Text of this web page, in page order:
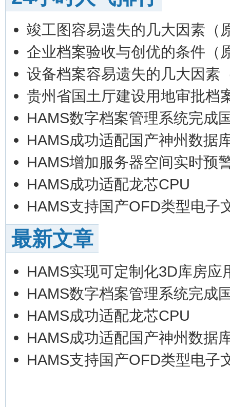
竣工图容易遗失的几大因素（
企业档案验收与创优的条件（
设备档案容易遗失的几大因素
贵州省国土厅建设用地审批档
HAMS数字档案管理系统完成
HAMS成功适配国产神州数据
HAMS增加服务器空间实时预
HAMS成功适配龙芯CPU
HAMS支持国产OFD类型电子
最新文章
HAMS实现可定制化3D库房应
HAMS数字档案管理系统完成
HAMS成功适配龙芯CPU
HAMS成功适配国产神州数据
HAMS支持国产OFD类型电子